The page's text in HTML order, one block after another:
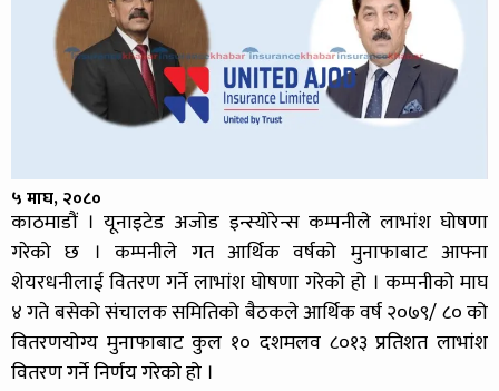
५ माघ, २०८०
काठमाडौं । यूनाइटेड अजोड इन्स्योरेन्स कम्पनीले लाभांश घोषणा
गरेको छ । कम्पनीले गत आर्थिक वर्षको मुनाफाबाट आफ्ना
शेयरधनीलाई वितरण गर्ने लाभांश घोषणा गरेको हो । कम्पनीको माघ
४ गते बसेको संचालक समितिको बैठकले आर्थिक वर्ष २०७९/ ८० को
वितरणयोग्य मुनाफाबाट कुल १० दशमलव ८०१३ प्रतिशत लाभांश
वितरण गर्ने निर्णय गरेको हो ।